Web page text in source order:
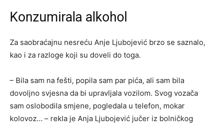
Konzumirala alkohol
Za saobraćajnu nesreću Anje Ljubojević brzo se saznalo,
kao i za razloge koji su doveli do toga.
– Bila sam na fešti, popila sam par pića, ali sam bila
dovoljno svjesna da bi upravljala vozilom. Svog vozača
sam oslobodila smjene, pogledala u telefon, mokar
kolovoz… – rekla je Anja Ljubojević jučer iz bolničkog